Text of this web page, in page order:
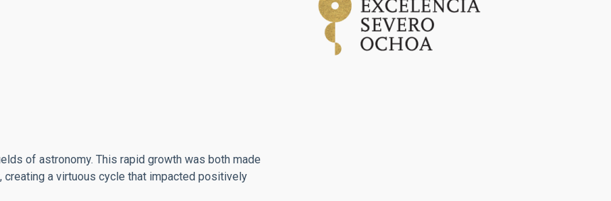
of astronomy. This rapid growth was both made
a virtuous cycle that impacted positively